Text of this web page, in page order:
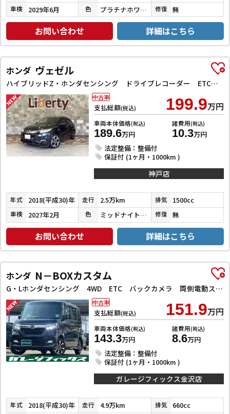
車検 2029年6月 色 プラチナホワイトパール 修復 無
お問い合わせ 詳細はこちら
ホンダ ヴェゼル
ハイブリッドZ・ホンダセンシング ドライブレコーダー ETC バックカメラ オートクルーズコントロール レーンアシスト 衝突被害軽減システム ナビ TV オートライト LEDヘッドランプ アルミホイール スマートキー 電動格納ミラー
支払総額(税込) 199.9万円
車両本体価格(税込)
189.6万円
諸費用(税込)
10.3万円
法定整備：整備付
保証付 (1ヶ月・1000km )
中古車
神戸店
年式 2018(平成30)年 走行 2.5万km 排気 1500cc
車検 2027年2月 色 ミッドナイトブルービームメタリック 修復 無
お問い合わせ 詳細はこちら
ホンダ N－BOXカスタム
G・Lホンダセンシング 4WD ETC バックカメラ 両側電動スライドドア ナビ TV クリアランスソナー オートクルーズコントロール レーンアシスト 衝突被害軽減システム オートライト LEDヘッドランプ スマートキー
支払総額(税込) 151.9万円
車両本体価格(税込)
143.3万円
諸費用(税込)
8.6万円
法定整備：整備付
保証付 (1ヶ月・1000km )
中古車
ガレージフィックス金沢店
年式 2018(平成30)年 走行 4.9万km 排気 660cc